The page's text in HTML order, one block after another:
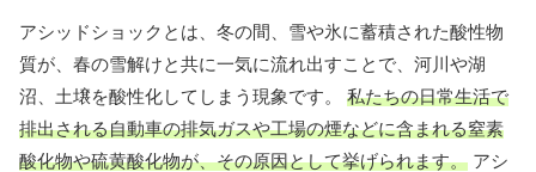
アシッドショックとは、冬の間、雪や氷に蓄積された酸性物
質が、春の雪解けと共に一気に流れ出すことで、河川や湖
沼、土壌を酸性化してしまう現象です。 私たちの日常生活で
排出される自動車の排気ガスや工場の煙などに含まれる窒素
酸化物や硫黄酸化物が、その原因として挙げられます。 アシ